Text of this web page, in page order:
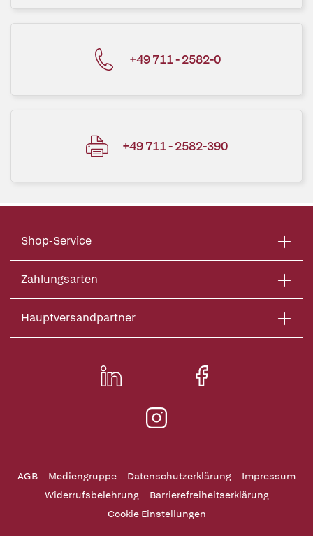
+49 711 - 2582-0
+49 711 - 2582-390
Shop-Service
Zahlungsarten
Hauptversandpartner
AGB Mediengruppe Datenschutzerklärung
Impressum
Widerrufsbelehrung
Barrierefreiheitserklärung
Cookie Einstellungen